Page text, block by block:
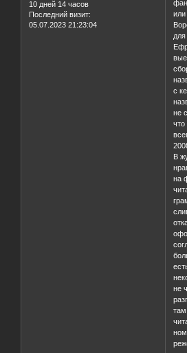
10 дней 14 часов
Последний визит:
05.07.2023 21:23:04
с
не
В
на
не